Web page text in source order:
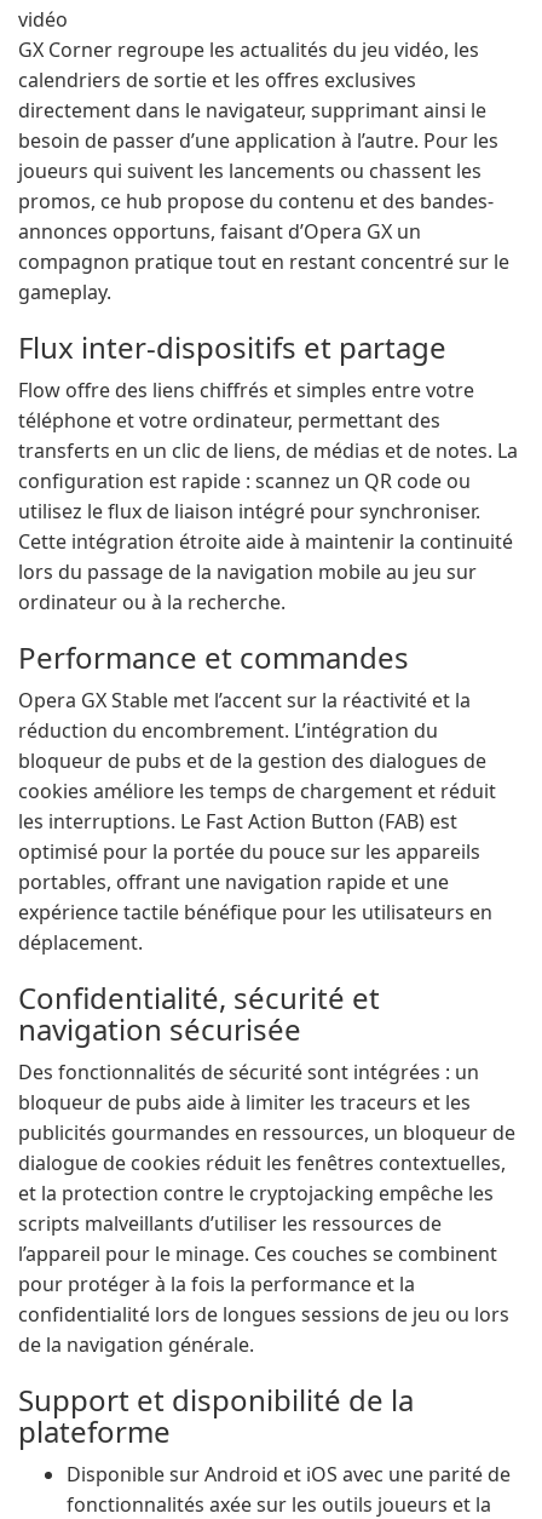
vidéo
GX Corner regroupe les actualités du jeu vidéo, les
calendriers de sortie et les offres exclusives
directement dans le navigateur, supprimant ainsi le
besoin de passer d’une application à l’autre. Pour les
joueurs qui suivent les lancements ou chassent les
promos, ce hub propose du contenu et des bandes-
annonces opportuns, faisant d’Opera GX un
compagnon pratique tout en restant concentré sur le
gameplay.
Flux inter-dispositifs et partage
Flow offre des liens chiffrés et simples entre votre
téléphone et votre ordinateur, permettant des
transferts en un clic de liens, de médias et de notes. La
configuration est rapide : scannez un QR code ou
utilisez le flux de liaison intégré pour synchroniser.
Cette intégration étroite aide à maintenir la continuité
lors du passage de la navigation mobile au jeu sur
ordinateur ou à la recherche.
Performance et commandes
Opera GX Stable met l’accent sur la réactivité et la
réduction du encombrement. L’intégration du
bloqueur de pubs et de la gestion des dialogues de
cookies améliore les temps de chargement et réduit
les interruptions. Le Fast Action Button (FAB) est
optimisé pour la portée du pouce sur les appareils
portables, offrant une navigation rapide et une
expérience tactile bénéfique pour les utilisateurs en
déplacement.
Confidentialité, sécurité et
navigation sécurisée
Des fonctionnalités de sécurité sont intégrées : un
bloqueur de pubs aide à limiter les traceurs et les
publicités gourmandes en ressources, un bloqueur de
dialogue de cookies réduit les fenêtres contextuelles,
et la protection contre le cryptojacking empêche les
scripts malveillants d’utiliser les ressources de
l’appareil pour le minage. Ces couches se combinent
pour protéger à la fois la performance et la
confidentialité lors de longues sessions de jeu ou lors
de la navigation générale.
Support et disponibilité de la
plateforme
Disponible sur Android et iOS avec une parité de
fonctionnalités axée sur les outils joueurs et la